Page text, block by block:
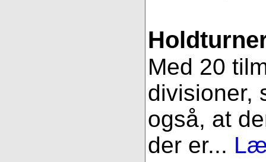
Med 20
divisioner,
også, at
der er...